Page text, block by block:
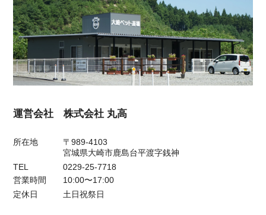
運営会社 株式会社 丸高
所在地
〒989-4103
宮城県大崎市鹿島台平渡字銭神
TEL
0229-25-7718
営業時間
10:00〜17:00
定休日
土日祝祭日